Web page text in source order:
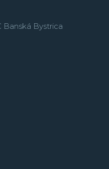
Banská Bystrica